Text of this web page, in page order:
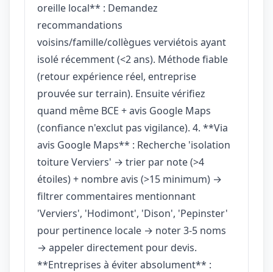
oreille local** : Demandez
recommandations
voisins/famille/collègues verviétois ayant
isolé récemment (<2 ans). Méthode fiable
(retour expérience réel, entreprise
prouvée sur terrain). Ensuite vérifiez
quand même BCE + avis Google Maps
(confiance n'exclut pas vigilance). 4. **Via
avis Google Maps** : Recherche 'isolation
toiture Verviers' → trier par note (>4
étoiles) + nombre avis (>15 minimum) →
filtrer commentaires mentionnant
'Verviers', 'Hodimont', 'Dison', 'Pepinster'
pour pertinence locale → noter 3-5 noms
→ appeler directement pour devis.
**Entreprises à éviter absolument** :